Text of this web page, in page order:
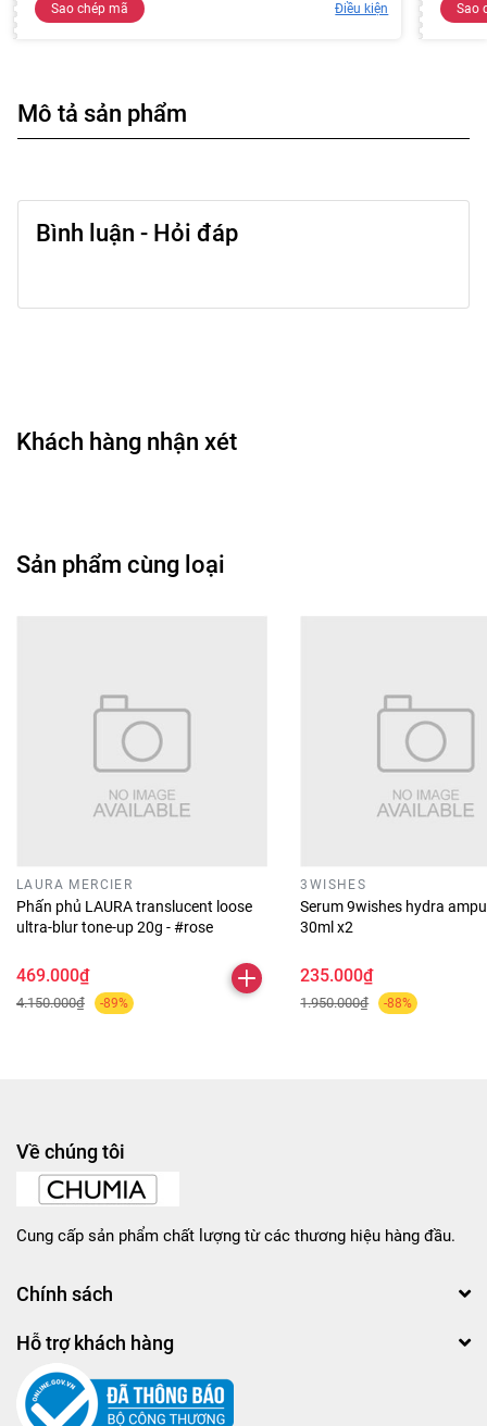
Sao chép mã Điều kiện Sao
Mô tả sản phẩm
Bình luận - Hỏi đáp
Khách hàng nhận xét
Sản phẩm cùng loại
LAURA MERCIER
Phấn phủ LAURA translucent loose
ultra-blur tone-up 20g - #rose
469.000₫
4.150.000₫ -89%
3WISHES
Serum 9wishes hydra
30ml x2
235.000₫
1.950.000₫ -88%
Về chúng tôi
Cung cấp sản phẩm chất lượng từ các thương hiệu hàng đầu.
Chính sách
Hỗ trợ khách hàng